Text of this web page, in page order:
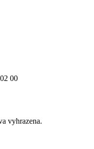
00
vyhrazena.